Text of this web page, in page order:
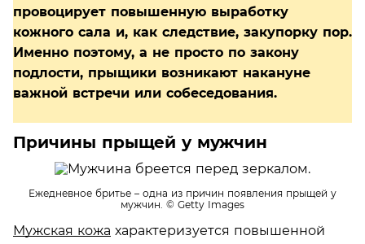
провоцирует повышенную выработку
кожного сала и, как следствие, закупорку пор.
Именно поэтому, а не просто по закону
подлости, прыщики возникают накануне
важной встречи или собеседования.
Причины прыщей у мужчин
Ежедневное бритье – одна из причин появления прыщей у
мужчин. © Getty Images
Мужская кожа характеризуется повышенной